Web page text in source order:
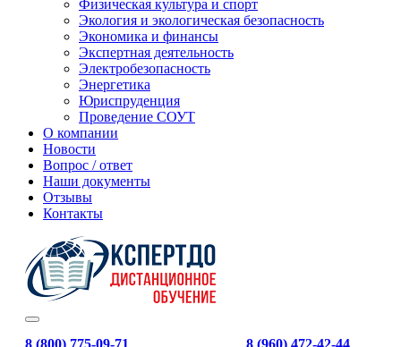
Физическая культура и спорт
Экология и экологическая безопасность
Экономика и финансы
Экспертная деятельность
Электробезопасность
Энергетика
Юриспруденция
Проведение СОУТ
О компании
Новости
Вопрос / ответ
Наши документы
Отзывы
Контакты
8 (800) 775-09-71
8 (960) 472-42-44